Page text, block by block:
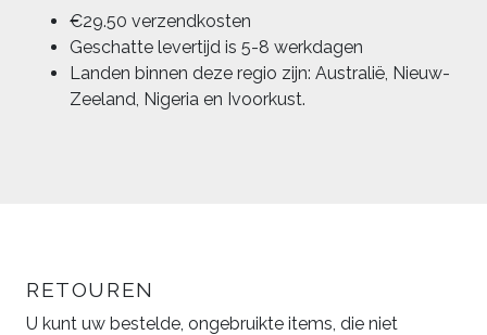
€29.50 verzendkosten
Geschatte levertijd is 5-8 werkdagen
Landen binnen deze regio zijn: Australië, Nieuw-
Zeeland, Nigeria en Ivoorkust.
RETOUREN
U kunt uw bestelde, ongebruikte items, die niet